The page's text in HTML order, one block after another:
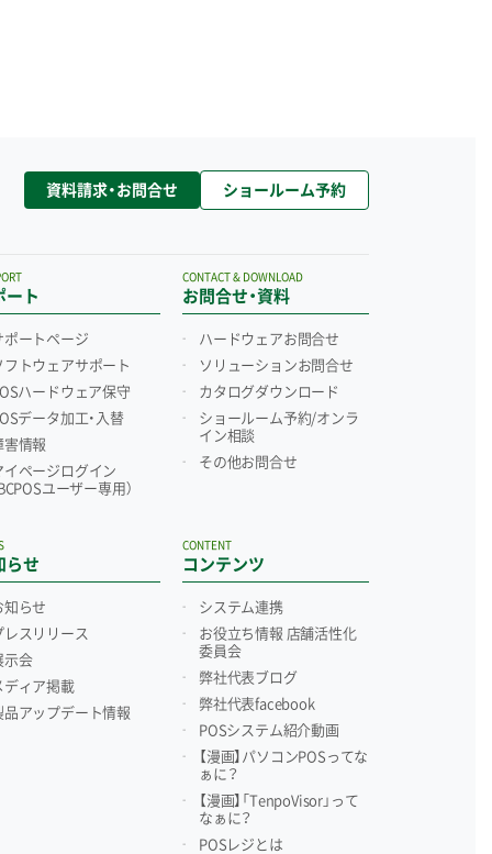
資料請求・お問合せ ショールーム予約
ート
ポートページ
フトウェアサポート
ハードウェア保守
データ加工・入替
害情報
イページログイン
BCPOSユーザー専用）
らせ
知らせ
レスリリース
示会
ディア掲載
品アップデート情報
お問合せ・資料
CONTACT & DOWNLOAD
ハードウェアお問合せ
ソリューションお問合せ
カタログダウンロード
ショールーム予約/オンラ
イン相談
その他お問合せ
コンテンツ
CONTENT
システム連携
お役立ち情報 店舗活性化
委員会
弊社代表ブログ
弊社代表facebook
POSシステム紹介動画
【漫画】パソコンPOSってな
ぁに？
【漫画】「TenpoVisor」って
なぁに？
POSレジとは